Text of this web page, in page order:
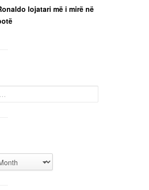
lojatari më i mirë në